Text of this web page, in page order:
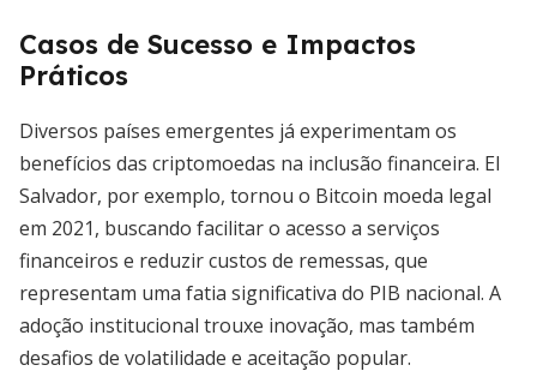
Casos de Sucesso e Impactos
Práticos
Diversos países emergentes já experimentam os
benefícios das criptomoedas na inclusão financeira. El
Salvador, por exemplo, tornou o Bitcoin moeda legal
em 2021, buscando facilitar o acesso a serviços
financeiros e reduzir custos de remessas, que
representam uma fatia significativa do PIB nacional. A
adoção institucional trouxe inovação, mas também
desafios de volatilidade e aceitação popular.